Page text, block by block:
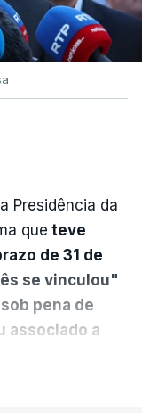
Presidência da
que teve
de 31 de
se vinculou"
pena de
associado a